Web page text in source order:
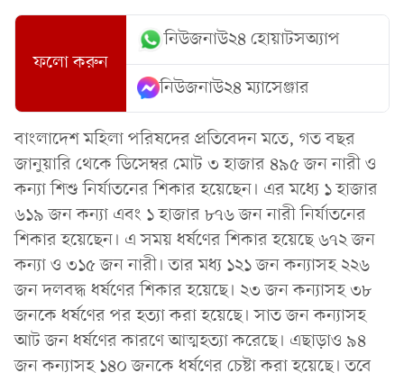
ফলো করুন
নিউজনাউ২৪ হোয়াটসঅ্যাপ
নিউজনাউ২৪ ম্যাসেঞ্জার
বাংলাদেশ মহিলা পরিষদের প্রতিবেদন মতে, গত বছর
জানুয়ারি থেকে ডিসেম্বর মোট ৩ হাজার ৪৯৫ জন নারী ও
কন্যা শিশু নির্যাতনের শিকার হয়েছেন। এর মধ্যে ১ হাজার
৬১৯ জন কন্যা এবং ১ হাজার ৮৭৬ জন নারী নির্যাতনের
শিকার হয়েছেন। এ সময় ধর্ষণের শিকার হয়েছে ৬৭২ জন
কন্যা ও ৩১৫ জন নারী। তার মধ্য ১২১ জন কন্যাসহ ২২৬
জন দলবদ্ধ ধর্ষণের শিকার হয়েছে। ২৩ জন কন্যাসহ ৩৮
জনকে ধর্ষণের পর হত্যা করা হয়েছে। সাত জন কন্যাসহ
আট জন ধর্ষণের কারণে আত্মহত্যা করেছে। এছাড়াও ৯৪
জন কন্যাসহ ১৪০ জনকে ধর্ষণের চেষ্টা করা হয়েছে। তবে